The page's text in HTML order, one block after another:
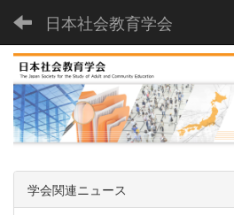
日本社会教育学会
学会関連ニュース